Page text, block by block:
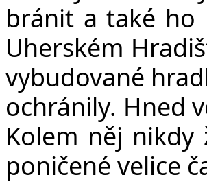
bránit a také ho
Uherském
vybudované
ochránily. Hned
Kolem něj
poničené velice